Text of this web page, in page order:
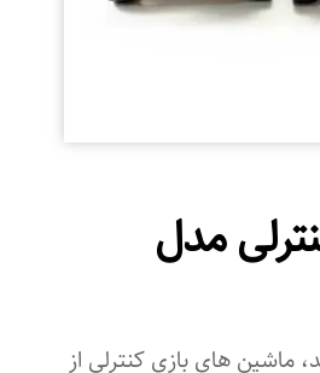
مدل
ماشین های بازی کنترلی از